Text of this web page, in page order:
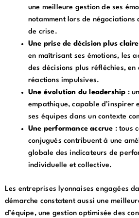
une meilleure gestion de ses
notamment lors de négociations
de crise.
Une prise de décision plus
en maîtrisant ses émotions, les
des décisions plus réfléchies, en
réactions impulsives.
Une évolution du leadership :
empathique, capable d’inspirer
ses équipes dans un contexte
Une performance accrue : tous
conjugués contribuent à une
globale des indicateurs de
individuelle et collective.
Les entreprises lyonnaises engagées
démarche constatent aussi une
d’équipe, une gestion optimisée des